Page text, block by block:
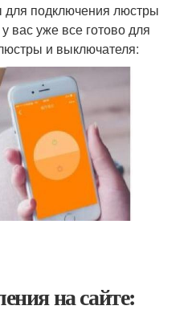
подключения люстры
вас уже все готово для
и выключателя:
на сайте: